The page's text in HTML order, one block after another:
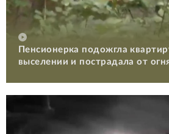
Пенсионерка подожгла
выселении и пострадала от